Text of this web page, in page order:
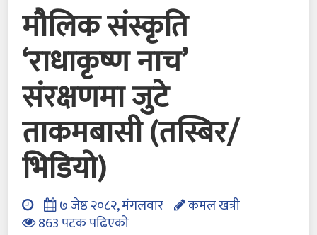
मौलिक संस्कृति
‘राधाकृष्ण नाच’
संरक्षणमा जुटे
ताकमबासी (तस्बिर/
भिडियाे)
७ जेष्ठ २०८२, मंगलवार
कमल खत्री
863 पटक पढिएको